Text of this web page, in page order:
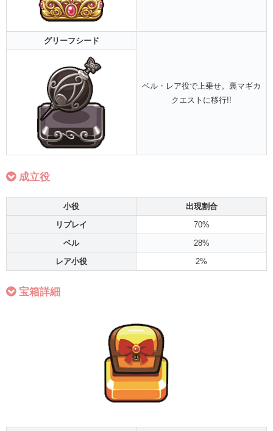
グリーフシード
ベル・レア役で上乗せ。裏マギカ
クエストに移行!!
成立役
小役
出現割合
リプレイ
70%
ベル
28%
レア小役
2%
宝箱詳細